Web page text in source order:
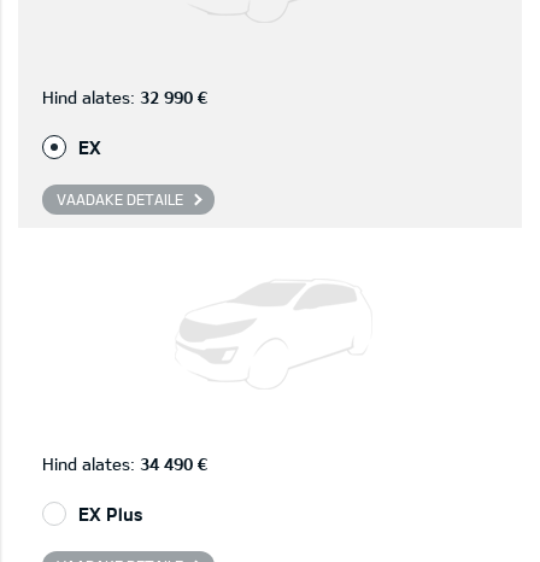
Hind alates: 32 990 €
EX
VAADAKE DETAILE
Hind alates: 34 490 €
EX Plus